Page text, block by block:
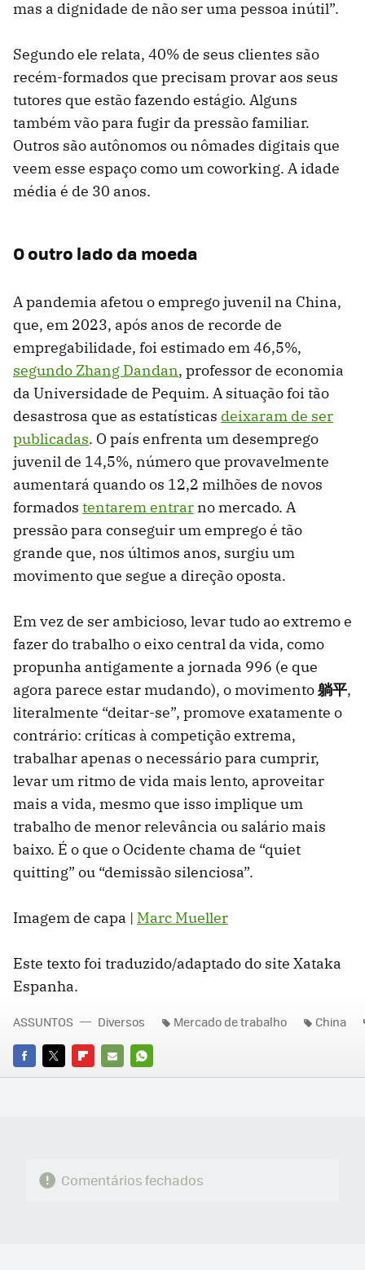
mas a dignidade de não ser uma pessoa inútil”.
Segundo ele relata, 40% de seus clientes são
recém-formados que precisam provar aos seus
tutores que estão fazendo estágio. Alguns
também vão para fugir da pressão familiar.
Outros são autônomos ou nômades digitais que
veem esse espaço como um coworking. A idade
média é de 30 anos.
O outro lado da moeda
A pandemia afetou o emprego juvenil na China,
que, em 2023, após anos de recorde de
empregabilidade, foi estimado em 46,5%,
segundo Zhang Dandan, professor de economia
da Universidade de Pequim. A situação foi tão
desastrosa que as estatísticas deixaram de ser
publicadas. O país enfrenta um desemprego
juvenil de 14,5%, número que provavelmente
aumentará quando os 12,2 milhões de novos
formados tentarem entrar no mercado. A
pressão para conseguir um emprego é tão
grande que, nos últimos anos, surgiu um
movimento que segue a direção oposta.
Em vez de ser ambicioso, levar tudo ao extremo e
fazer do trabalho o eixo central da vida, como
propunha antigamente a jornada 996 (e que
agora parece estar mudando), o movimento躺平,
literalmente “deitar-se”, promove exatamente o
contrário: críticas à competição extrema,
trabalhar apenas o necessário para cumprir,
levar um ritmo de vida mais lento, aproveitar
mais a vida, mesmo que isso implique um
trabalho de menor relevância ou salário mais
baixo. É o que o Ocidente chama de “quiet
quitting” ou “demissão silenciosa”.
Imagem de capa | Marc Mueller
Este texto foi traduzido/adaptado do site Xataka
Espanha.
FACEBOOK
TWITTERFLIPBOARD
E-
WHATSAPP
ASSUNTOS Diversos Mercado de trabalho China
Comentários fechados